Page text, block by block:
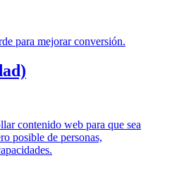
para mejorar conversión.
contenido web para que sea
posible de personas,